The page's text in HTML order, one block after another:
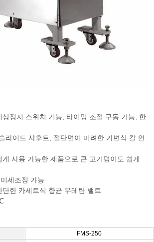
상정지 스위치 기능, 타이밍 조절 구동 기능, 한
라이드 샤후트, 절단면이 미려한 가변식 칼 연
사용 가능한 제품으로 큰 고기덩이도 쉽게
세조정 가능
한 카세트식 향균 우레탄 밸트
FMS-250